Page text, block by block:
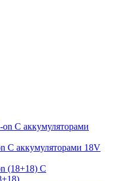
С аккумуляторами
С аккумуляторами 18V
С